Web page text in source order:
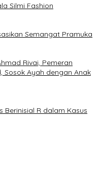
Silmi Fashion
Semangat Pramuka
Rivai, Pemeran
Sosok Ayah dengan Anak
Berinisial R dalam Kasus